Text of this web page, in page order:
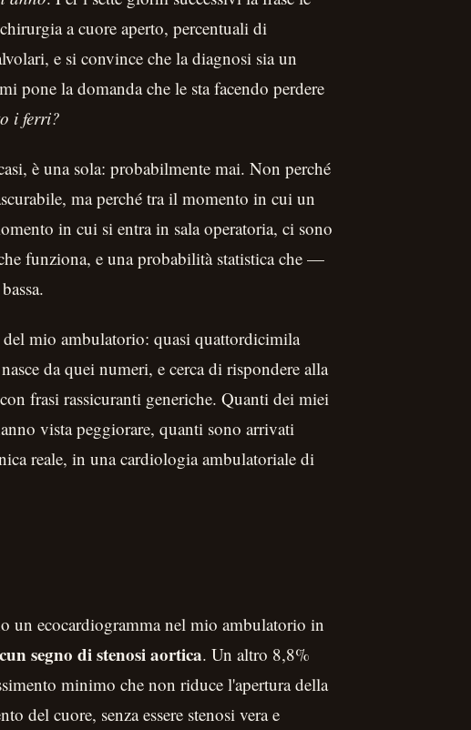
a cuore aperto, percentuali di
e si convince che la diagnosi sia un
la domanda che le sta facendo perdere
i ferri?
è una sola: probabilmente mai. Non perché
ma perché tra il momento in cui un
in cui si entra in sala operatoria, ci sono
funziona, e una probabilità statistica che —
mio ambulatorio: quasi quattordicimila
da quei numeri, e cerca di rispondere alla
frasi rassicuranti generiche. Quanti dei miei
vista peggiorare, quanti sono arrivati
reale, in una cardiologia ambulatoriale di
un ecocardiogramma nel mio ambulatorio in
segno di stenosi aortica. Un altro 8,8%
minimo che non riduce l'apertura della
del cuore, senza essere stenosi vera e